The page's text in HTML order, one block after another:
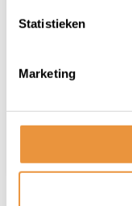
Statistieken
Marketing
29 Inch